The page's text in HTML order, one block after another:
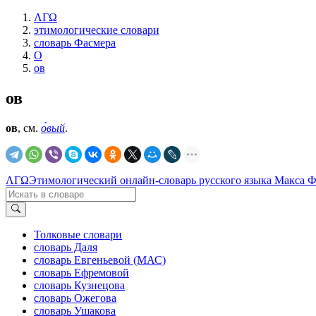
ΛΓΩ
этимологические словари
словарь Фасмера
О
ов
ов
ов, см. о́вый.
ΛΓΩЭтимологический онлайн-словарь русского языка Макса
Толковые словари
словарь Даля
словарь Евгеньевой (МАС)
словарь Ефремовой
словарь Кузнецова
словарь Ожегова
словарь Ушакова